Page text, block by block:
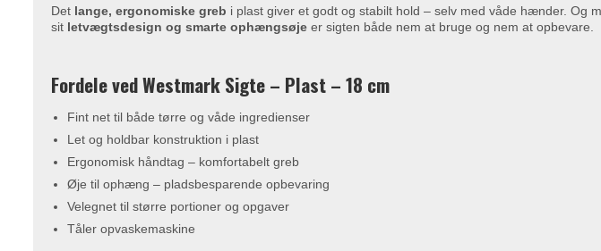
Det lange, ergonomiske greb i plast giver et godt og stabilt hold – selv med våde hænder. Og
sit letvægtsdesign og smarte ophængsøje er sigten både nem at bruge og nem at opbevare.
Fordele ved Westmark Sigte – Plast – 18 cm
Fint net til både tørre og våde ingredienser
Let og holdbar konstruktion i plast
Ergonomisk håndtag – komfortabelt greb
Øje til ophæng – pladsbesparende opbevaring
Velegnet til større portioner og opgaver
Tåler opvaskemaskine